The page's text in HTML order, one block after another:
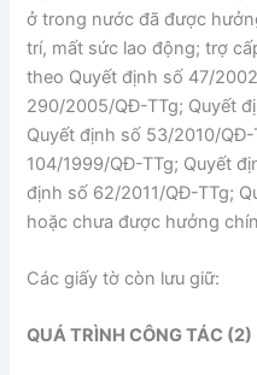
ở trong nước đã được
trí, mất sức lao động; trợ
theo Quyết định số 47/
290/2005/QĐ-TTg; Quyết
Quyết định số 53/2010/
104/1999/QĐ-TTg; Quyết
định số 62/2011/QĐ-TTg;
hoặc chưa được hưởng
Các giấy tờ còn lưu giữ:
QUÁ TRÌNH CÔNG TÁC (2)